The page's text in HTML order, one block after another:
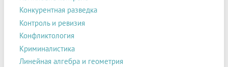
Конкурентная разведка
Контроль и ревизия
Конфликтология
Криминалистика
Линейная алгебра и геометрия